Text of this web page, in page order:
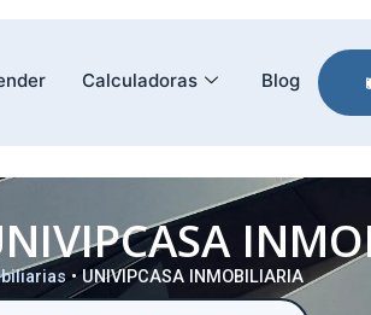
Calculadoras Blog
• UNIVIPCASA INMOBILIARIA